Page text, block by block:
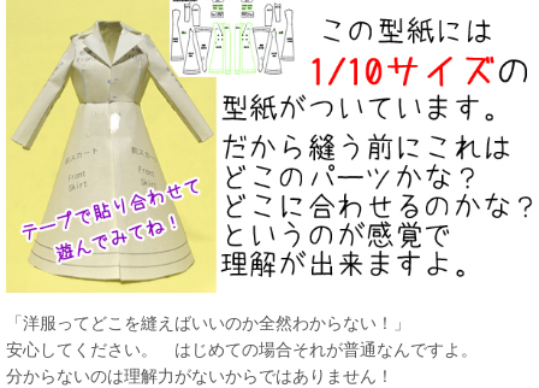
「洋服ってどこを縫えばいいのか全然わからない！」
安心してください。 はじめての場合それが普通なんですよ。
分からないのは理解力がないからではありません！